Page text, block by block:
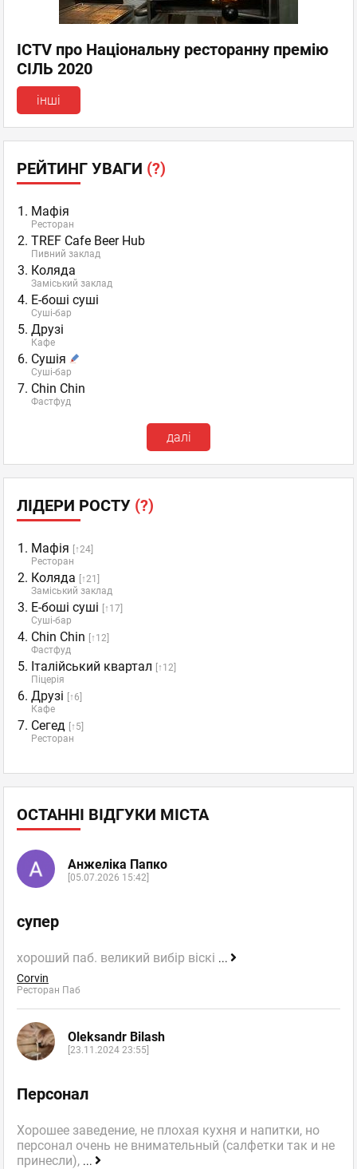
ICTV про Національну ресторанну премію
СІЛЬ 2020
інші
РЕЙТИНГ УВАГИ (?)
Мафія
Ресторан
TREF Cafe Beer Hub
Пивний заклад
Коляда
Заміський заклад
Е-боші суші
Суші-бар
Друзі
Кафе
Сушія
Суші-бар
Chin Chin
Фастфуд
далі
ЛІДЕРИ РОСТУ (?)
Мафія [↑24]
Ресторан
Коляда [↑21]
Заміський заклад
Е-боші суші [↑17]
Суші-бар
Chin Chin [↑12]
Фастфуд
Італійський квартал [↑12]
Піцерія
Друзі [↑6]
Кафе
Сегед [↑5]
Ресторан
ОСТАННІ ВІДГУКИ МІСТА
Анжеліка Папко
[05.07.2026 15:42]
супер
хороший паб. великий вибір віскі ...
Corvin
Ресторан Паб
Oleksandr Bilash
[23.11.2024 23:55]
Персонал
Хорошее заведение, не плохая кухня и напитки, но
персонал очень не внимательный (салфетки так и не
принесли), ...